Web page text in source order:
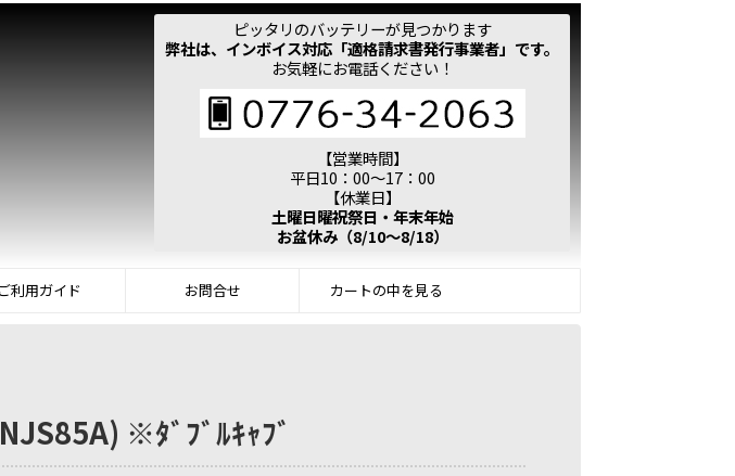
ピッタリのバッテリーが見つかります
弊社は、インボイス対応「適格請求書発行事業者」です。
お気軽にお電話ください！
【営業時間】
平日10：00～17：00
【休業日】
土曜日曜祝祭日・年末年始
お盆休み（8/10～8/18）
ご利用ガイド お問合せ カートの中を見る
※ﾀﾞﾌﾞﾙｷｬﾌﾞ